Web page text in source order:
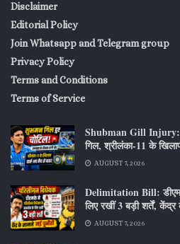
Disclaimer
Editorial Policy
Join Whatsapp and Telegram group
Privacy Policy
Terms and Conditions
Terms of Service
Shubman Gill Injury:
गिल, श्रीलंका-11 के
AUGUST 7, 2026
Delimitation Bill:
लिए रखीं 3 बड़ी शर्तें,
AUGUST 7, 2026